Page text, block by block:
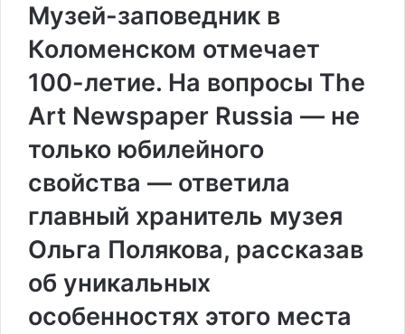
Музей-заповедник в
Коломенском отмечает
100-летие. На вопросы The
Art Newspaper Russia — не
только юбилейного
свойства — ответила
главный хранитель музея
Ольга Полякова, рассказав
об уникальных
особенностях этого места